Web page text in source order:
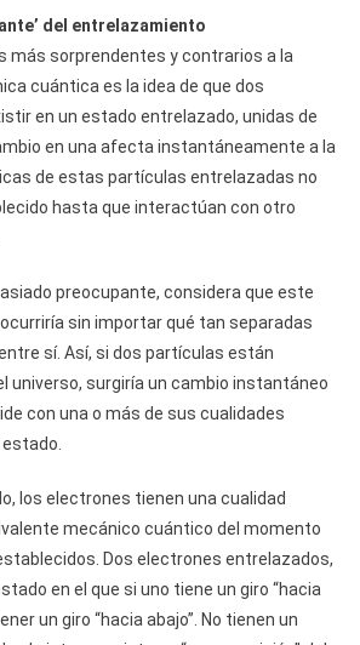
del entrelazamiento
más sorprendentes y contrarios a la
cuántica es la idea de que dos
en un estado entrelazado, unidas de
en una afecta instantáneamente a la
de estas partículas entrelazadas no
hasta que interactúan con otro
preocupante, considera que este
sin importar qué tan separadas
sí. Así, si dos partículas están
universo, surgiría un cambio instantáneo
con una o más de sus cualidades
los electrones tienen una cualidad
mecánico cuántico del momento
Dos electrones entrelazados,
en el que si uno tiene un giro “hacia
un giro “hacia abajo”. No tienen un